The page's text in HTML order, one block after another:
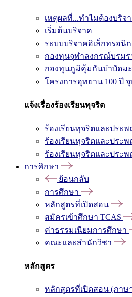
เหตุผลที่...ทำไมต้องบริจ
เริ่มต้นบริจาค
ระบบบริจาคอิเล็กทรอนิ
กองทุนจุฬาลงกรณ์บรม
กองทุนภูมิคุ้มกันบำบัดมะ
โครงการอุทยาน 100 ปี
แจ้งเรื่องร้องเรียนทุจริต
ร้องเรียนทุจริตและประ
ร้องเรียนทุจริตและประ
ร้องเรียนทุจริตและประ
การศึกษา
ย้อนกลับ
การศึกษา
หลักสูตรที่เปิดสอน
สมัครเข้าศึกษา TCAS
ค่าธรรมเนียมการศึกษา
คณะและสำนักวิชา
หลักสูตร
หลักสูตรที่เปิดสอน (ภาษ